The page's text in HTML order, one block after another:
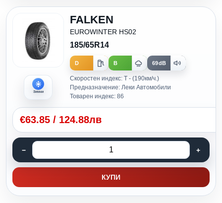
Зимни
FALKEN
EUROWINTER HS02
185/65R14
D B 69dB
Скоростен индекс: T - (190км/ч.)
Предназначение: Леки Автомобили
Товарен индекс: 86
€63.85 / 124.88лв
КУПИ